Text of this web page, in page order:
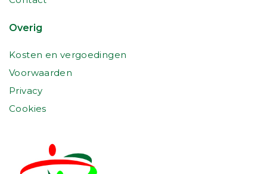
Overig
Kosten en vergoedingen
Voorwaarden
Privacy
Cookies